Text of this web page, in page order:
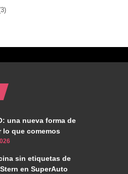
una nueva forma de
lo que comemos
sin etiquetas de
en SuperAuto